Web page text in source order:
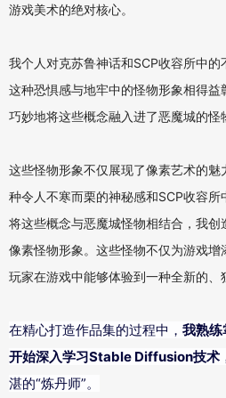
游戏美术的绝对核心。
我个人对克苏鲁神话和SCP收容所中
这种恐惧感与地牢中的怪物形象相得
巧妙地将这些概念融入进了恶魔城的怪
这些怪物形象不仅展现了像素艺术的
种令人不寒而栗的神秘感和SCP收容所
将这些概念与恶魔城怪物相结合，我
像素怪物形象。 这些怪物不仅为游戏增
玩家在游戏中能够体验到一种全新的、
在精心打造作品集的过程中， 我熟
开始深入学习Stable Diffusion技术
湛的“炼丹师”。